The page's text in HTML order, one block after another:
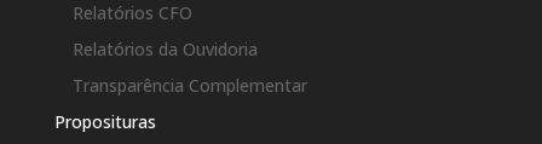
Relatórios CFO
Relatórios da Ouvidoria
Transparência Complementar
Proposituras